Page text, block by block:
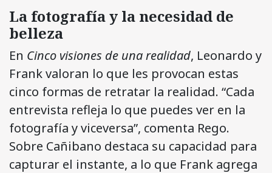
La fotografía y la necesidad de
belleza
En Cinco visiones de una realidad, Leonardo y
Frank valoran lo que les provocan estas
cinco formas de retratar la realidad. “Cada
entrevista refleja lo que puedes ver en la
fotografía y viceversa”, comenta Rego.
Sobre Cañibano destaca su capacidad para
capturar el instante, a lo que Frank agrega